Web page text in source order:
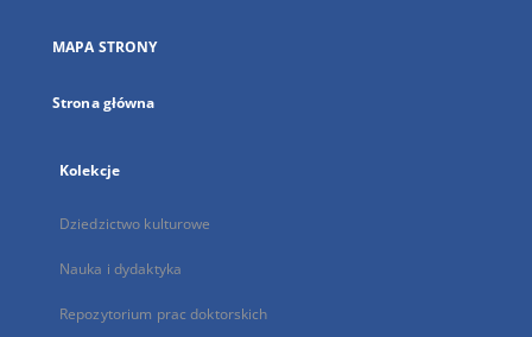
karcie
MAPA STRONY
Strona główna
Kolekcje
Dziedzictwo kulturowe
Nauka i dydaktyka
Repozytorium prac doktorskich